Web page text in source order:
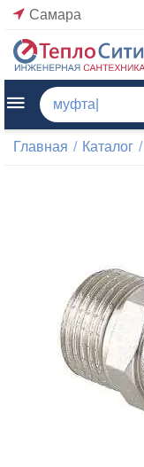
Самара
Главная / Каталог /